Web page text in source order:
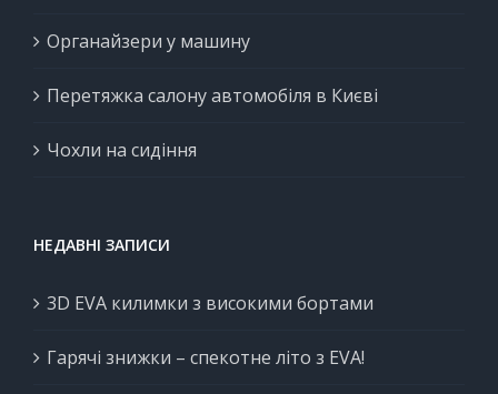
Органайзери у машину
Перетяжка салону автомобіля в Києві
Чохли на сидіння
НЕДАВНІ ЗАПИСИ
3D EVA килимки з високими бортами
Гарячі знижки – спекотне літо з EVA!